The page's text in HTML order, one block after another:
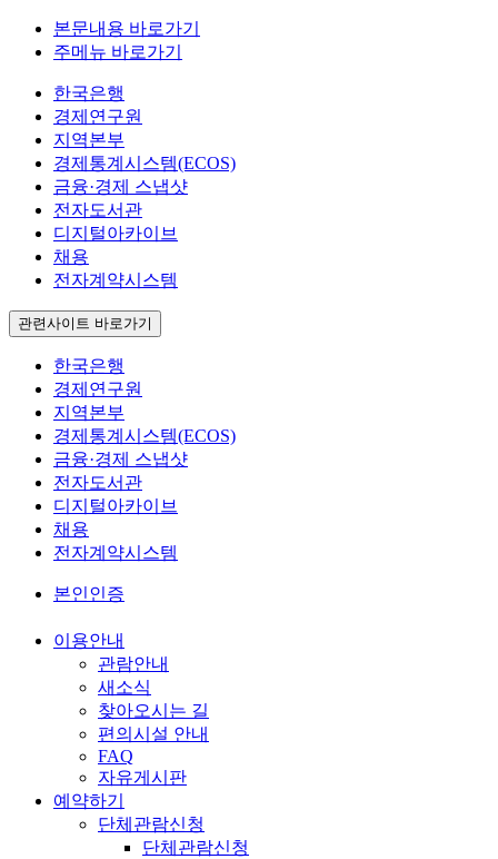
본문내용 바로가기
주메뉴 바로가기
한국은행
경제연구원
지역본부
경제통계시스템(ECOS)
금융·경제 스냅샷
전자도서관
디지털아카이브
채용
전자계약시스템
관련사이트 바로가기
한국은행
경제연구원
지역본부
경제통계시스템(ECOS)
금융·경제 스냅샷
전자도서관
디지털아카이브
채용
전자계약시스템
본인인증
이용안내
관람안내
새소식
찾아오시는 길
편의시설 안내
FAQ
자유게시판
예약하기
단체관람신청
단체관람신청